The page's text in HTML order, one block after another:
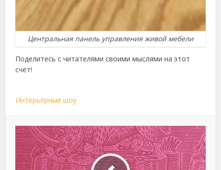
Центральная панель управления живой мебели
Поделитесь с читателями своими мыслями на этот
счёт!
Интерьерные шоу